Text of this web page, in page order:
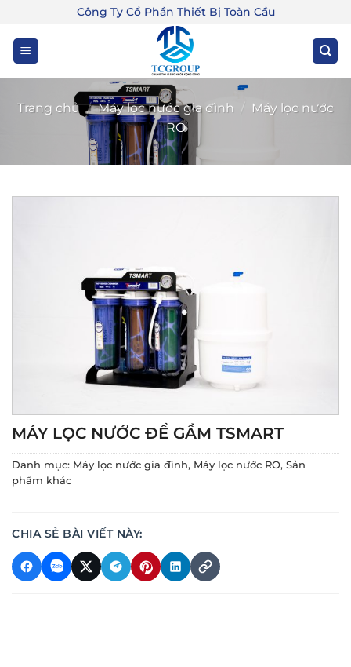
dung
Công Ty Cổ Phần Thiết Bị Toàn Cầu
Trang chủ / Máy lọc nước gia đình / Máy lọc nước
RO
MÁY LỌC NƯỚC ĐỂ GẦM TSMART
Danh mục: Máy lọc nước gia đình, Máy lọc nước RO, Sản
phẩm khác
CHIA SẺ BÀI VIẾT NÀY: